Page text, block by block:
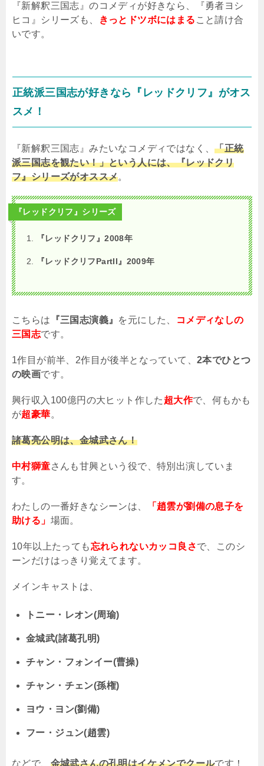
『新解釈三国志』のコメディが好きなら、『勇者ヨシ
ヒコ』シリーズも、
きっとドツボにはまる こと請け合
いです。
正統派三国志が好きなら『レッドクリフ』がオス
スメ！
『新解釈三国志』みたいなコメディではなく、「正統
派三国志を観たい！」という人には、『レッドクリ
フ』シリーズがオススメ。
『レッドクリフ』シリーズ
『レッドクリフ』2008年
『レッドクリフPartII』 2009年
こちらは 『三国志演義』 を元にした、
コメディなしの
三国志です。
1作目が前半、 2作目が後半となっていて、2本でひとつ
の映画です。
興行収入 100億円の大ヒット作した 超大作で、何もかも
が超豪華。
諸葛亮公明は、金城武さん！
中村獅童さんも甘興という役で、特別出演していま
す。
わたしの一番好きなシーンは、
「趙雲が劉備の息子を
助ける」 場面。
10年以上たっても忘れられないカッコ良さで、このシ
ーンだけはっきり覚えてます。
メインキャストは、
トニー・レオン(周瑜)
金城武(諸葛孔明)
チャン・フォンイー(曹操)
チャン・チェン(孫権)
ヨウ・ヨン(劉備)
フー・ジュン(趙雲)
などで、 金城武さんの孔明はイケメンでクールです！